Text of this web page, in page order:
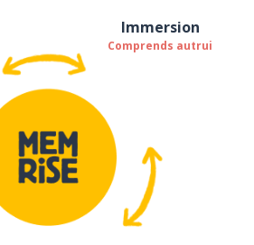
Immersion
Comprends autrui